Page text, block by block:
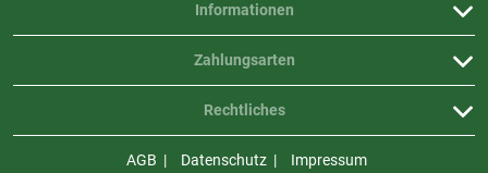
Informationen
Rechtliches
Zahlungsarten
AGB Datenschutz Impressum